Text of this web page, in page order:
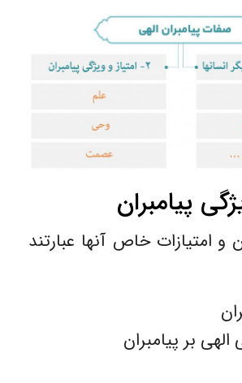
پیامبران
و امتیازات خاص آنها عبارتند
بر پیامبران